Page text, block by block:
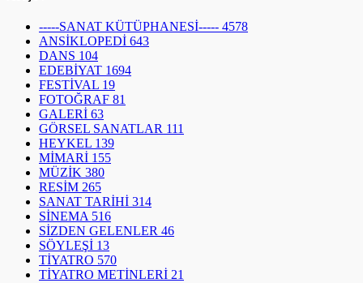
-----SANAT KÜTÜPHANESİ----- 4578
ANSİKLOPEDİ 643
DANS 104
EDEBİYAT 1694
FESTİVAL 19
FOTOĞRAF 81
GALERİ 63
GÖRSEL SANATLAR 111
HEYKEL 139
MİMARİ 155
MÜZİK 380
RESİM 265
SANAT TARİHİ 314
SİNEMA 516
SİZDEN GELENLER 46
SÖYLEŞİ 13
TİYATRO 570
TİYATRO METİNLERİ 21